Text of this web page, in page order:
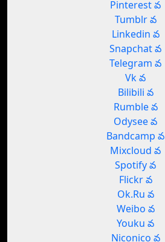
Pinterest వ
Tumblr వ
Linkedin వ
Snapchat వ
Telegram వ
Vk వ
Bilibili వ
Rumble వ
Odysee వ
Bandcamp వ
Mixcloud వ
Spotify వ
Flickr వ
Ok.Ru వ
Weibo వ
Youku వ
Niconico వ